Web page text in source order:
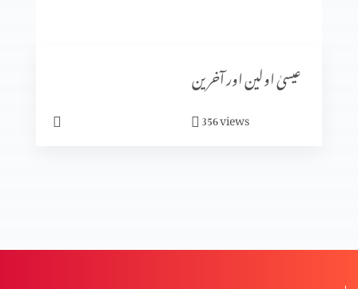
ابدی سلامتی
کیا آپ پریشان ہیں؟
عیسیٰ اولین اور آخرین
356views